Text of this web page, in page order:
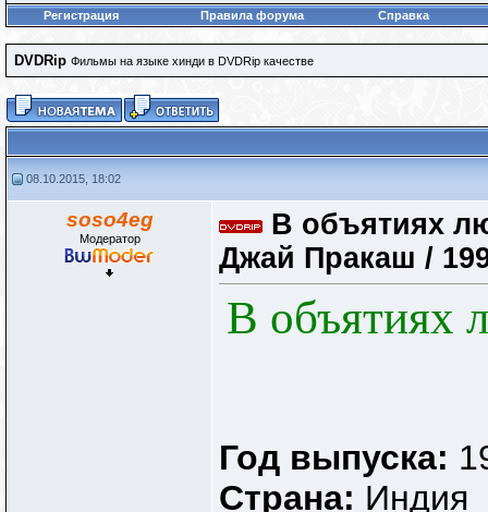
Регистрация Правила форума Справка
DVDRip Фильмы на языке хинди в DVDRip качестве
08.10.2015, 18:02
soso4eg
Модератор
В объятиях
Джай Пракаш /
В объятиях
Год выпуска:
Страна: Индия